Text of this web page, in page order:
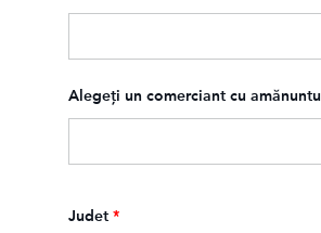
Alegeți un comerciant cu amănuntul
Judet *